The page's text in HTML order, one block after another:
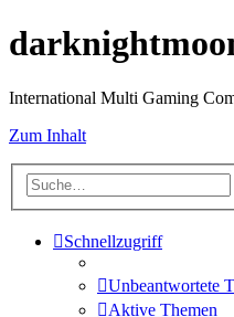
International Multi Gaming
Zum Inhalt
Schnellzugriff
Unbeantwortete
Aktive Themen